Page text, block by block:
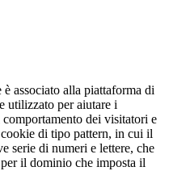
associato alla piattaforma di
utilizzato per aiutare i
dei visitatori e
di tipo pattern, in cui il
serie di numeri e lettere, che
il dominio che imposta il